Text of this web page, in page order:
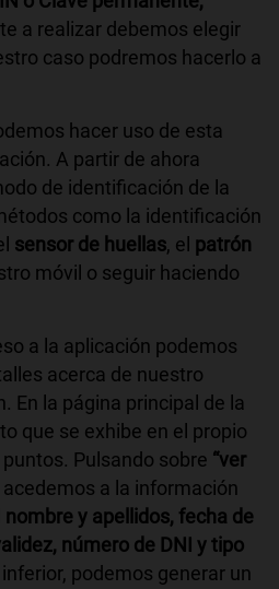
a realizar debemos elegir
caso podremos hacerlo a
hacer uso de esta
A partir de ahora
de identificación de la
como la identificación
sensor de huellas, el patrón
móvil o seguir haciendo
a la aplicación podemos
acerca de nuestro
En la página principal de la
que se exhibe en el propio
Pulsando sobre “ver
acedemos a la información
nombre y apellidos, fecha de
número de DNI y tipo
podemos generar un